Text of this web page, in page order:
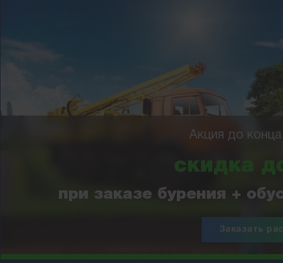
Акция до конца
скидка
при заказе бурения +
Заказать